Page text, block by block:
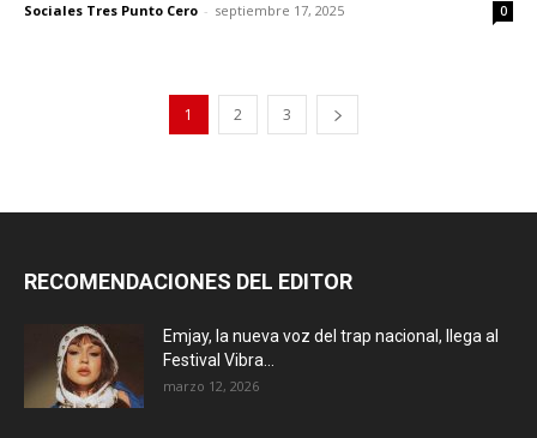
Sociales Tres Punto Cero - septiembre 17, 2025 0
1 2 3
RECOMENDACIONES DEL EDITOR
Emjay, la nueva voz del trap nacional, llega al
Festival Vibra...
marzo 12, 2026